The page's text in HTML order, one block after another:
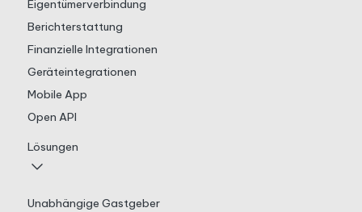
Eigentümerverbindung
Berichterstattung
Finanzielle Integrationen
Geräteintegrationen
Mobile App
Open API
Lösungen
Unabhängige Gastgeber